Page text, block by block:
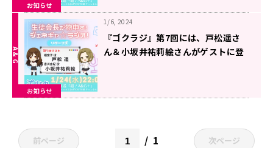
お知らせ
お知らせ
1/6, 2024
『ゴクラジ』第7回には、戸松遥さ
ん＆小坂井祐莉絵さんがゲストに登
前ページ 1 次ページ